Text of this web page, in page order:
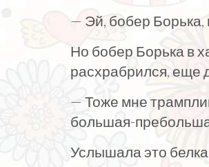
— Эй, бобер Борька,
Но бобер Борька в
расхрабрился, еще
— Тоже мне
большая-
Услышала это